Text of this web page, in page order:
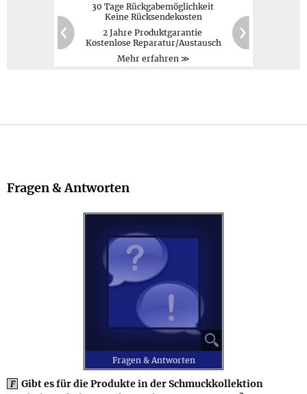
Zurück
60 20
30 Tage Rückgabemöglichkeit
Keine Rücksendekosten
2 Jahre Produktgarantie
Kostenlose Reparatur/Austausch
Mehr erfahren ≫
PayPal,Kreditkarte,
Vorauskasse
Fragen & Antworten
⚲
Fragen & Antworten
F
Gibt es für die Produkte in der Schmuckkollektion